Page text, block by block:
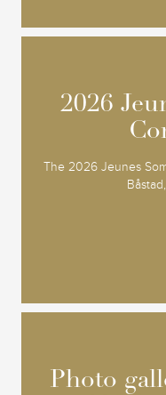
2026
The 2026 Jeunes
2026
Photo
Photo